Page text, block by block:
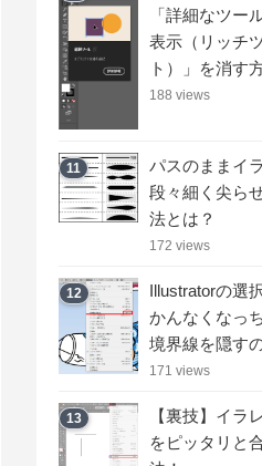
「詳細なツー
表示（リッチ
ト）」を消す
188 views
11
パスのままイ
段々細く尖ら
法とは？
172 views
12
Illustratorの選
かんなくなっ
境界線を隠す
171 views
13
【裏技】イラ
をピッタリと